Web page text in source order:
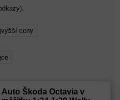
.
ceny
Auto Škoda Octavia v